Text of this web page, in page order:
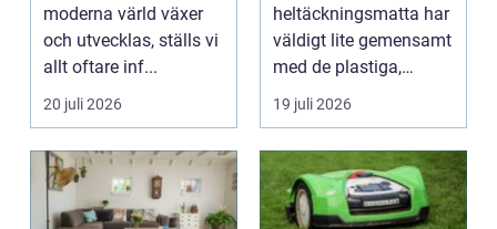
moderna värld växer
och utvecklas, ställs vi
allt oftare inf...
20 juli 2026
heltäckningsmatta har
väldigt lite gemensamt
med de plastiga,
svårstädade
varianterna mång...
19 juli 2026